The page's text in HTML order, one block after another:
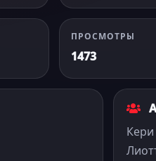
ПРОСМОТРЫ
1473